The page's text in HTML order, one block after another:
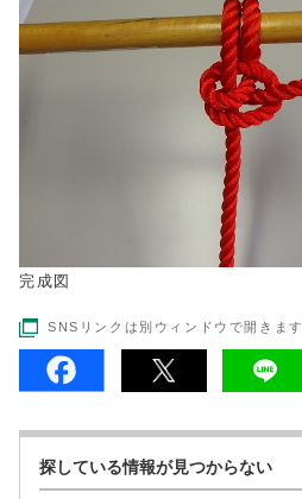
完成図
SNSリンクは別ウィンドウで開きます
探している情報が見つからない